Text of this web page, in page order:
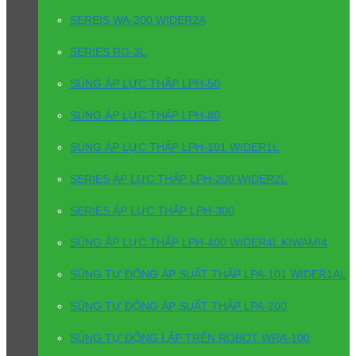
SEREIS WA-200 WIDER2A
SERIES RG-3L
SÚNG ÁP LỰC THẤP LPH-50
SÚNG ÁP LỰC THẤP LPH-80
SÚNG ÁP LỰC THẤP LPH-101 WIDER1L
SERIES ÁP LỰC THẤP LPH-200 WIDER2L
SERIES ÁP LỰC THẤP LPH-300
SÚNG ÁP LỰC THẤP LPH-400 WIDER4L KIWAMI4
SÚNG TỰ ĐỘNG ÁP SUẤT THẤP LPA-101 WIDER1AL
SÚNG TỰ ĐỘNG ÁP SUẤT THẤP LPA-200
SÚNG TỰ ĐỘNG LẮP TRÊN ROBOT WRA-100